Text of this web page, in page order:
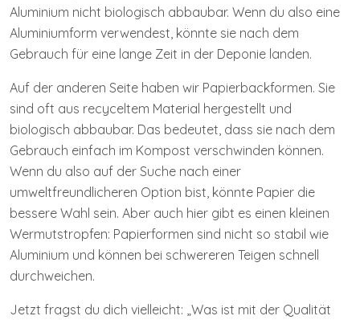
Aluminium nicht biologisch abbaubar. Wenn du also eine
Aluminiumform verwendest, könnte sie nach dem
Gebrauch für eine lange Zeit in der Deponie landen.
Auf der anderen Seite haben wir Papierbackformen. Sie
sind oft aus recyceltem Material hergestellt und
biologisch abbaubar. Das bedeutet, dass sie nach dem
Gebrauch einfach im Kompost verschwinden können.
Wenn du also auf der Suche nach einer
umweltfreundlicheren Option bist, könnte Papier die
bessere Wahl sein. Aber auch hier gibt es einen kleinen
Wermutstropfen: Papierformen sind nicht so stabil wie
Aluminium und können bei schwereren Teigen schnell
durchweichen.
Jetzt fragst du dich vielleicht: „Was ist mit der Qualität